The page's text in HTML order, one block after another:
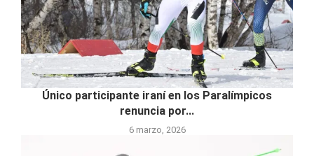
Único participante iraní en los Paralímpicos
renuncia por...
6 marzo, 2026